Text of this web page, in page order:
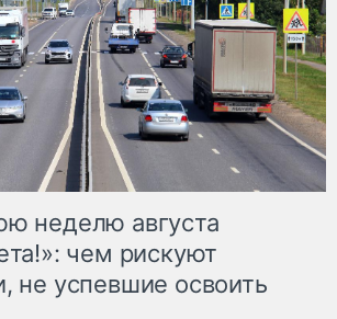
неделю августа
чем рискуют
не успевшие освоить